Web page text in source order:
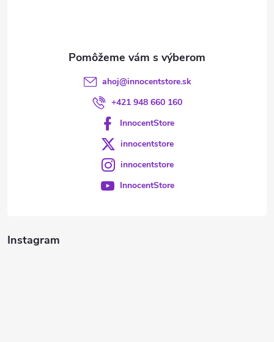
Instagram
ahoj@innocentstore.sk
+421 948 660 160
InnocentStore
innocentstore
innocentstore
InnocentStore